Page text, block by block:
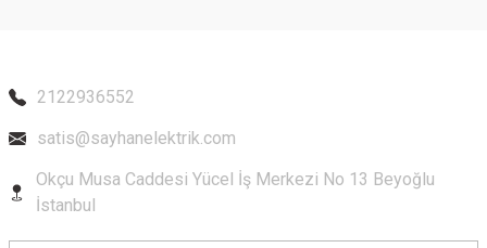
2122936552
satis@sayhanelektrik.com
Okçu Musa Caddesi Yücel İş Merkezi No 13 Beyoğlu
İstanbul